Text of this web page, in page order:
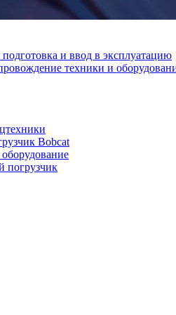
и ввод в эксплуатацию
техники и
Bobcat
погрузчик